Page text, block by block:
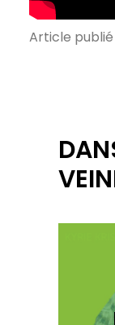
Article